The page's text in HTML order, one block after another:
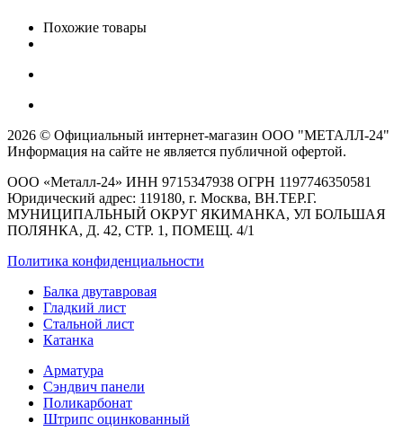
Похожие товары
2026 © Официальный интернет-магазин ООО "МЕТАЛЛ-24"
Информация на сайте не является публичной офертой.
ООО «Металл-24» ИНН 9715347938 ОГРН 1197746350581
Юридический адрес: 119180, г. Москва, ВН.ТЕР.Г.
МУНИЦИПАЛЬНЫЙ ОКРУГ ЯКИМАНКА, УЛ БОЛЬШАЯ
ПОЛЯНКА, Д. 42, СТР. 1, ПОМЕЩ. 4/1
Политика конфиденциальности
Балка двутавровая
Гладкий лист
Стальной лист
Катанка
Арматура
Сэндвич панели
Поликарбонат
Штрипс оцинкованный